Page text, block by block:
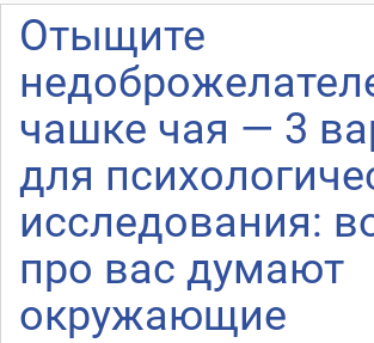
Отыщите
чашке чая — 3
для
исследования:
про вас думают
окружающие